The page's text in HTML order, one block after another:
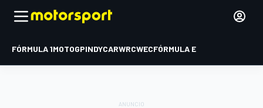
FÓRMULA 1MOTOGPINDYCARWRCWECFÓRMULA E